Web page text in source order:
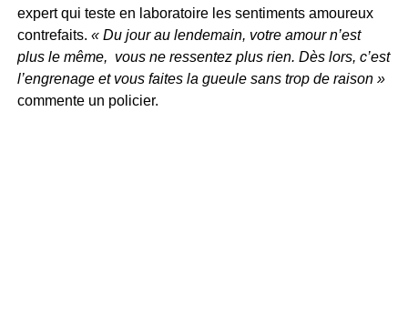
expert qui teste en laboratoire les sentiments amoureux
contrefaits. « Du jour au lendemain, votre amour n’est
plus le même, vous ne ressentez plus rien. Dès lors, c’est
l’engrenage et vous faites la gueule sans trop de raison »
commente un policier.